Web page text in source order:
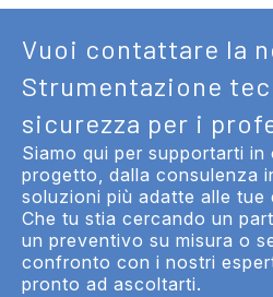
Vuoi contattare la
Strumentazione
sicurezza per i
Siamo qui per supportarti
progetto, dalla consulenza
soluzioni più adatte alle tue
Che tu stia cercando un
un preventivo su misura o
confronto con i nostri
pronto ad ascoltarti.